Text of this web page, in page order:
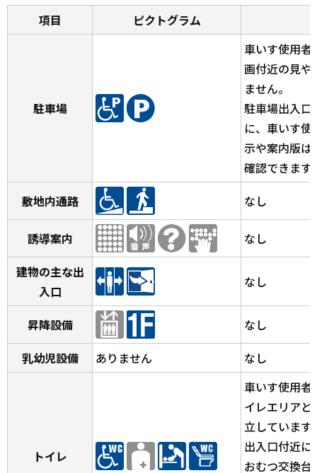
項目
ピクトグラム
駐車場
車いす使用者
画付近の見や
ません。
駐車場出入口
に、車いす
示や案内版は
確認できます
敷地内通路
なし
誘導案内
なし
建物の主な出
入口
なし
昇降設備
なし
乳幼児設備
ありません なし
トイレ
車いす使用者
イレエリアと
立しています
出入口付近に
おむつ交換台